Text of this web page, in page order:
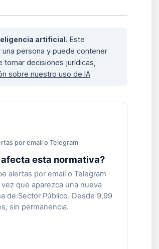
artificial. Este
persona y puede contener
decisiones jurídicas,
sobre nuestro uso de IA
por email o Telegram
afecta esta normativa?
alertas por email o Telegram
vez que aparezca una nueva
de Sector Público. Desde 9,99
sin permanencia.